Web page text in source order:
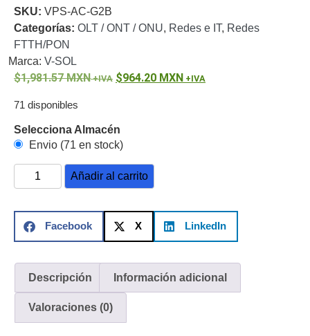
o
Refacciones Probadores
de
VideoTransceptores
de Video
Conectores
Adaptador
a
Coaxial y
Conectores
Cables
Armados -
5eFibra
ÓpticaPara
Alimentación
y
SKU: VPS-AC-G2B
Categorías: OLT / ONT / ONU, Redes e IT, Redes
FTTH/PON
Marca: V-SOL
1,981.57MXN 964.20 MXN
71 disponibles
Selecciona Almacén
Envio (71 en stock)
Añadir al carrito
Facebook X LinkedIn
Descripción Información adicional
Valoraciones (0)